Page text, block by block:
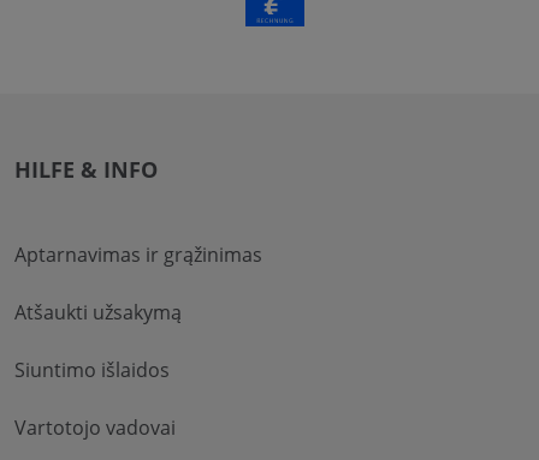
HILFE & INFO
Aptarnavimas ir grąžinimas
Atšaukti užsakymą
Siuntimo išlaidos
Vartotojo vadovai